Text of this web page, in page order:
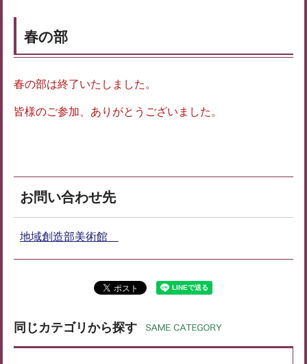
春の部
春の部は終了いたしました。
皆様のご参加、ありがとうございました。
お問い合わせ先
地域創造部美術館
同じカテゴリから探す